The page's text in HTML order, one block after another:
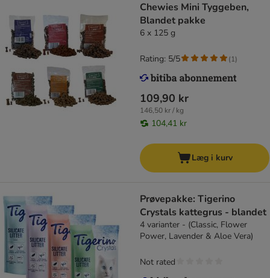
Chewies Mini Tyggeben,
Blandet pakke
6 x 125 g
109,90 kr
146,50 kr / kg
104,41 kr
Rating: 5/5 (1)
Læg i kurv
Prøvepakke: Tigerino
Crystals kattegrus - blandet
4 varianter - (Classic, Flower
Power, Lavender & Aloe Vera)
Not rated